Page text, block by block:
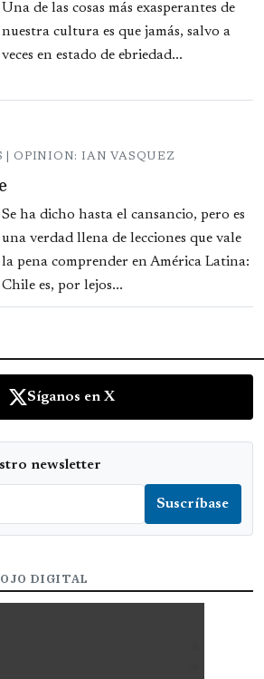
Una de las cosas más exasperantes de
nuestra cultura es que jamás, salvo a
veces en estado de ebriedad...
| OPINION: IAN VASQUEZ
Se ha dicho hasta el cansancio, pero es
una verdad llena de lecciones que vale
la pena comprender en América Latina:
Chile es, por lejos...
Síganos en X
newsletter
DIGITAL